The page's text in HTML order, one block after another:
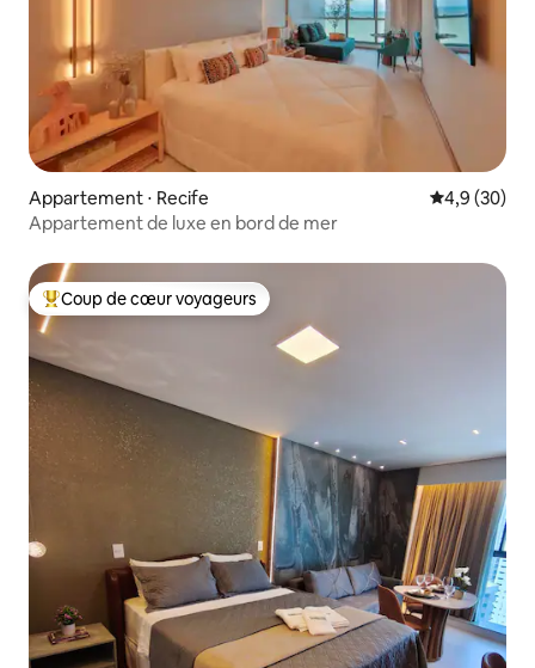
Appartement ⋅ Recife Évaluation
4,9 (30)
Appartement de luxe en bord de mer
Coups de cœur voyageurs les plus appréciés
Coup de cœur voyageurs